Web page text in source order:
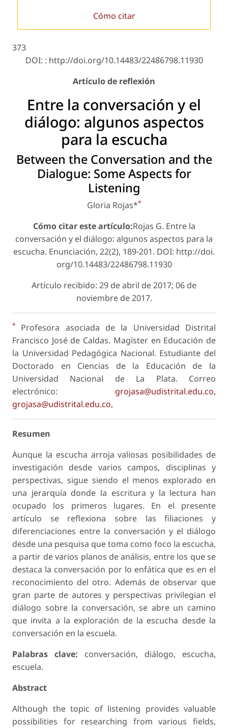
Cómo citar
373
DOI: : http://doi.org/10.14483/22486798.11930
Artículo de reflexión
Entre la conversación y el
diálogo: algunos aspectos
para la escucha
Between the Conversation and the
Dialogue: Some Aspects for
Listening
Gloria Rojas**
Cómo citar este artículo:Rojas G. Entre la
conversación y el diálogo: algunos aspectos para la
escucha. Enunciación, 22(2), 189-201. DOI: http://doi.
org/10.14483/22486798.11930
Artículo recibido: 29 de abril de 2017; 06 de
noviembre de 2017.
*
Profesora asociada de la Universidad Distrital
Francisco José de Caldas. Magíster en Educación de
la Universidad Pedagógica Nacional. Estudiante del
Doctorado en Ciencias de la Educación de la
Universidad Nacional de La Plata. Correo
electrónico: grojasa@udistrital.edu.co,
grojasa@udistrital.edu.co,
Resumen
Aunque la escucha arroja valiosas posibilidades de
investigación desde varios campos, disciplinas y
perspectivas, sigue siendo el menos explorado en
una jerarquía donde la escritura y la lectura han
ocupado los primeros lugares. En el presente
artículo se reflexiona sobre las filiaciones y
diferenciaciones entre la conversación y el diálogo
desde una pesquisa que toma como foco la escucha,
a partir de varios planos de análisis, entre los que se
destaca la conversación por lo enfática que es en el
reconocimiento del otro. Además de observar que
gran parte de autores y perspectivas privilegian el
diálogo sobre la conversación, se abre un camino
que invita a la exploración de la escucha desde la
conversación en la escuela.
Palabras clave: conversación, diálogo, escucha,
escuela.
Abstract
Although the topic of listening provides valuable
possibilities for researching from various fields,